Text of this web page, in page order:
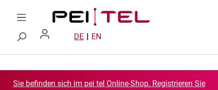
Zum Hauptinhalt springen
DE EN
Sie befinden sich im pei tel Online-Shop. Registrieren Sie